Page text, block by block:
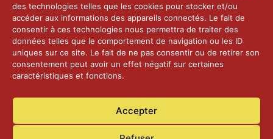
des technologies telles que les cookies pour stocker et/ou
accéder aux informations des appareils connectés. Le fait de
consentir à ces technologies nous permettra de traiter des
données telles que le comportement de navigation ou les ID
uniques sur ce site. Le fait de ne pas consentir ou de retirer son
consentement peut avoir un effet négatif sur certaines
caractéristiques et fonctions.
Accepter
2025 – Palais Fédéral – Berne
25 juin 2026
14 janvier 2025